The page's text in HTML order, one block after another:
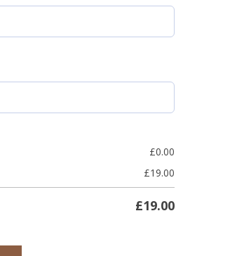
£0.00
£19.00
£19.00